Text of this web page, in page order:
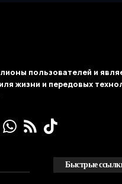
пользователей и
жизни и передовых
Быстрые